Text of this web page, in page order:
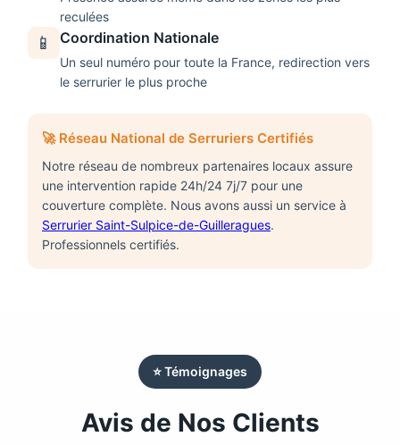
reculées
📱 Coordination Nationale
Un seul numéro pour toute la France, redirection vers
le serrurier le plus proche
🚀 Réseau National de Serruriers Certifiés
Notre réseau de nombreux partenaires locaux assure
une intervention rapide 24h/24 7j/7 pour une
couverture complète. Nous avons aussi un service à
Serrurier Saint-Sulpice-de-Guilleragues.
Professionnels certifiés.
⭐ Témoignages
Avis de Nos Clients